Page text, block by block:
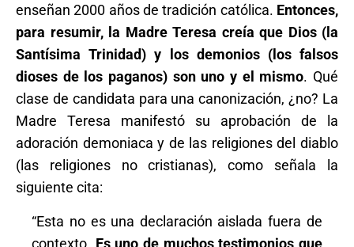
enseñan 2000 años de tradición católica. Entonces,
para resumir, la Madre Teresa creía que Dios (la
Santísima Trinidad) y los demonios (los falsos
dioses de los paganos) son uno y el mismo. Qué
clase de candidata para una canonización, ¿no? La
Madre Teresa manifestó su aprobación de la
adoración demoniaca y de las religiones del diablo
(las religiones no cristianas), como señala la
siguiente cita:
“Esta no es una declaración aislada fuera de
contexto. Es uno de muchos testimonios que